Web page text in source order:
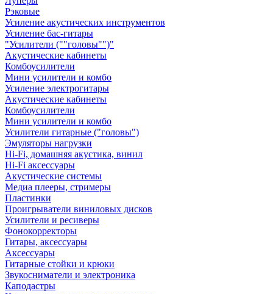
Рэковые
Усиление акустических инструментов
Усиление бас-гитары
"Усилители (""головы"")"
Акустические кабинеты
Комбоусилители
Мини усилители и комбо
Усиление электрогитары
Акустические кабинеты
Комбоусилители
Мини усилители и комбо
Усилители гитарные ("головы")
Эмуляторы нагрузки
Hi-Fi, домашняя акустика, винил
Hi-Fi аксессуары
Акустические системы
Медиа плееры, стримеры
Пластинки
Проигрыватели виниловых дисков
Усилители и ресиверы
Фонокорректоры
Гитары, аксессуары
Аксессуары
Гитарные стойки и крюки
Звукосниматели и электроника
Каподастры